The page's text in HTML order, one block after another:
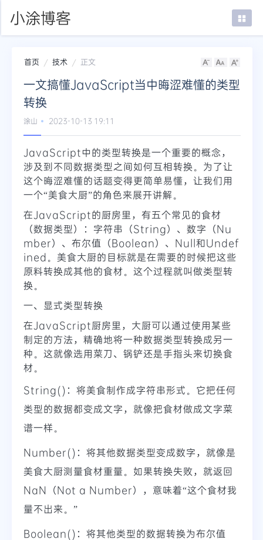
小涂博客
在线SSH
mTab书签
首页 技术 正文
一文搞懂JavaScript当中晦涩难懂的类型
转换
涂山 2023-10-13 19:11
JavaScript中的类型转换是一个重要的概念，
涉及到不同数据类型之间如何互相转换。为了让
这个晦涩难懂的话题变得更简单易懂，让我们用
一个“美食大厨”的角色来展开讲解。
在JavaScript的厨房里，有五个常见的食材
（数据类型）：字符串（String）、数字（Nu
mber）、布尔值（Boolean）、Null和Undef
ined。美食大厨的目标就是在需要的时候把这些
原料转换成其他的食材。这个过程就叫做类型转
换。
一、显式类型转换
在JavaScript厨房里，大厨可以通过使用某些
制定的方法，精确地将一种数据类型转换成另一
种。这就像选用菜刀、锅铲还是手指头来切换食
材。
String()：将美食制作成字符串形式。它把任何
类型的数据都变成文字，就像把食材做成文字菜
谱一样。
Number()：将其他数据类型变成数字，就像是
美食大厨测量食材重量。如果转换失败，就返回
NaN（Not a Number），意味着“这个食材我
量不出来。”
Boolean()：将其他类型的数据转换为布尔值